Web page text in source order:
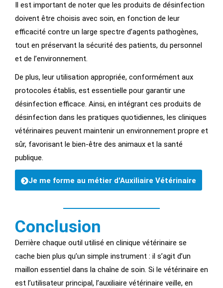
Il est important de noter que les produits de désinfection
doivent être choisis avec soin, en fonction de leur
efficacité contre un large spectre d’agents pathogènes,
tout en préservant la sécurité des patients, du personnel
et de l’environnement.
De plus, leur utilisation appropriée, conformément aux
protocoles établis, est essentielle pour garantir une
désinfection efficace. Ainsi, en intégrant ces produits de
désinfection dans les pratiques quotidiennes, les cliniques
vétérinaires peuvent maintenir un environnement propre et
sûr, favorisant le bien-être des animaux et la santé
publique.
Je me forme au métier d'Auxiliaire Vétérinaire
Conclusion
Derrière chaque outil utilisé en clinique vétérinaire se
cache bien plus qu’un simple instrument : il s’agit d’un
maillon essentiel dans la chaîne de soin. Si le vétérinaire en
est l’utilisateur principal, l’auxiliaire vétérinaire veille, en